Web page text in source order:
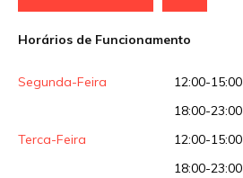
Horários de Funcionamento
Segunda-Feira
12:00-15:00
18:00-23:00
Terca-Feira
12:00-15:00
18:00-23:00